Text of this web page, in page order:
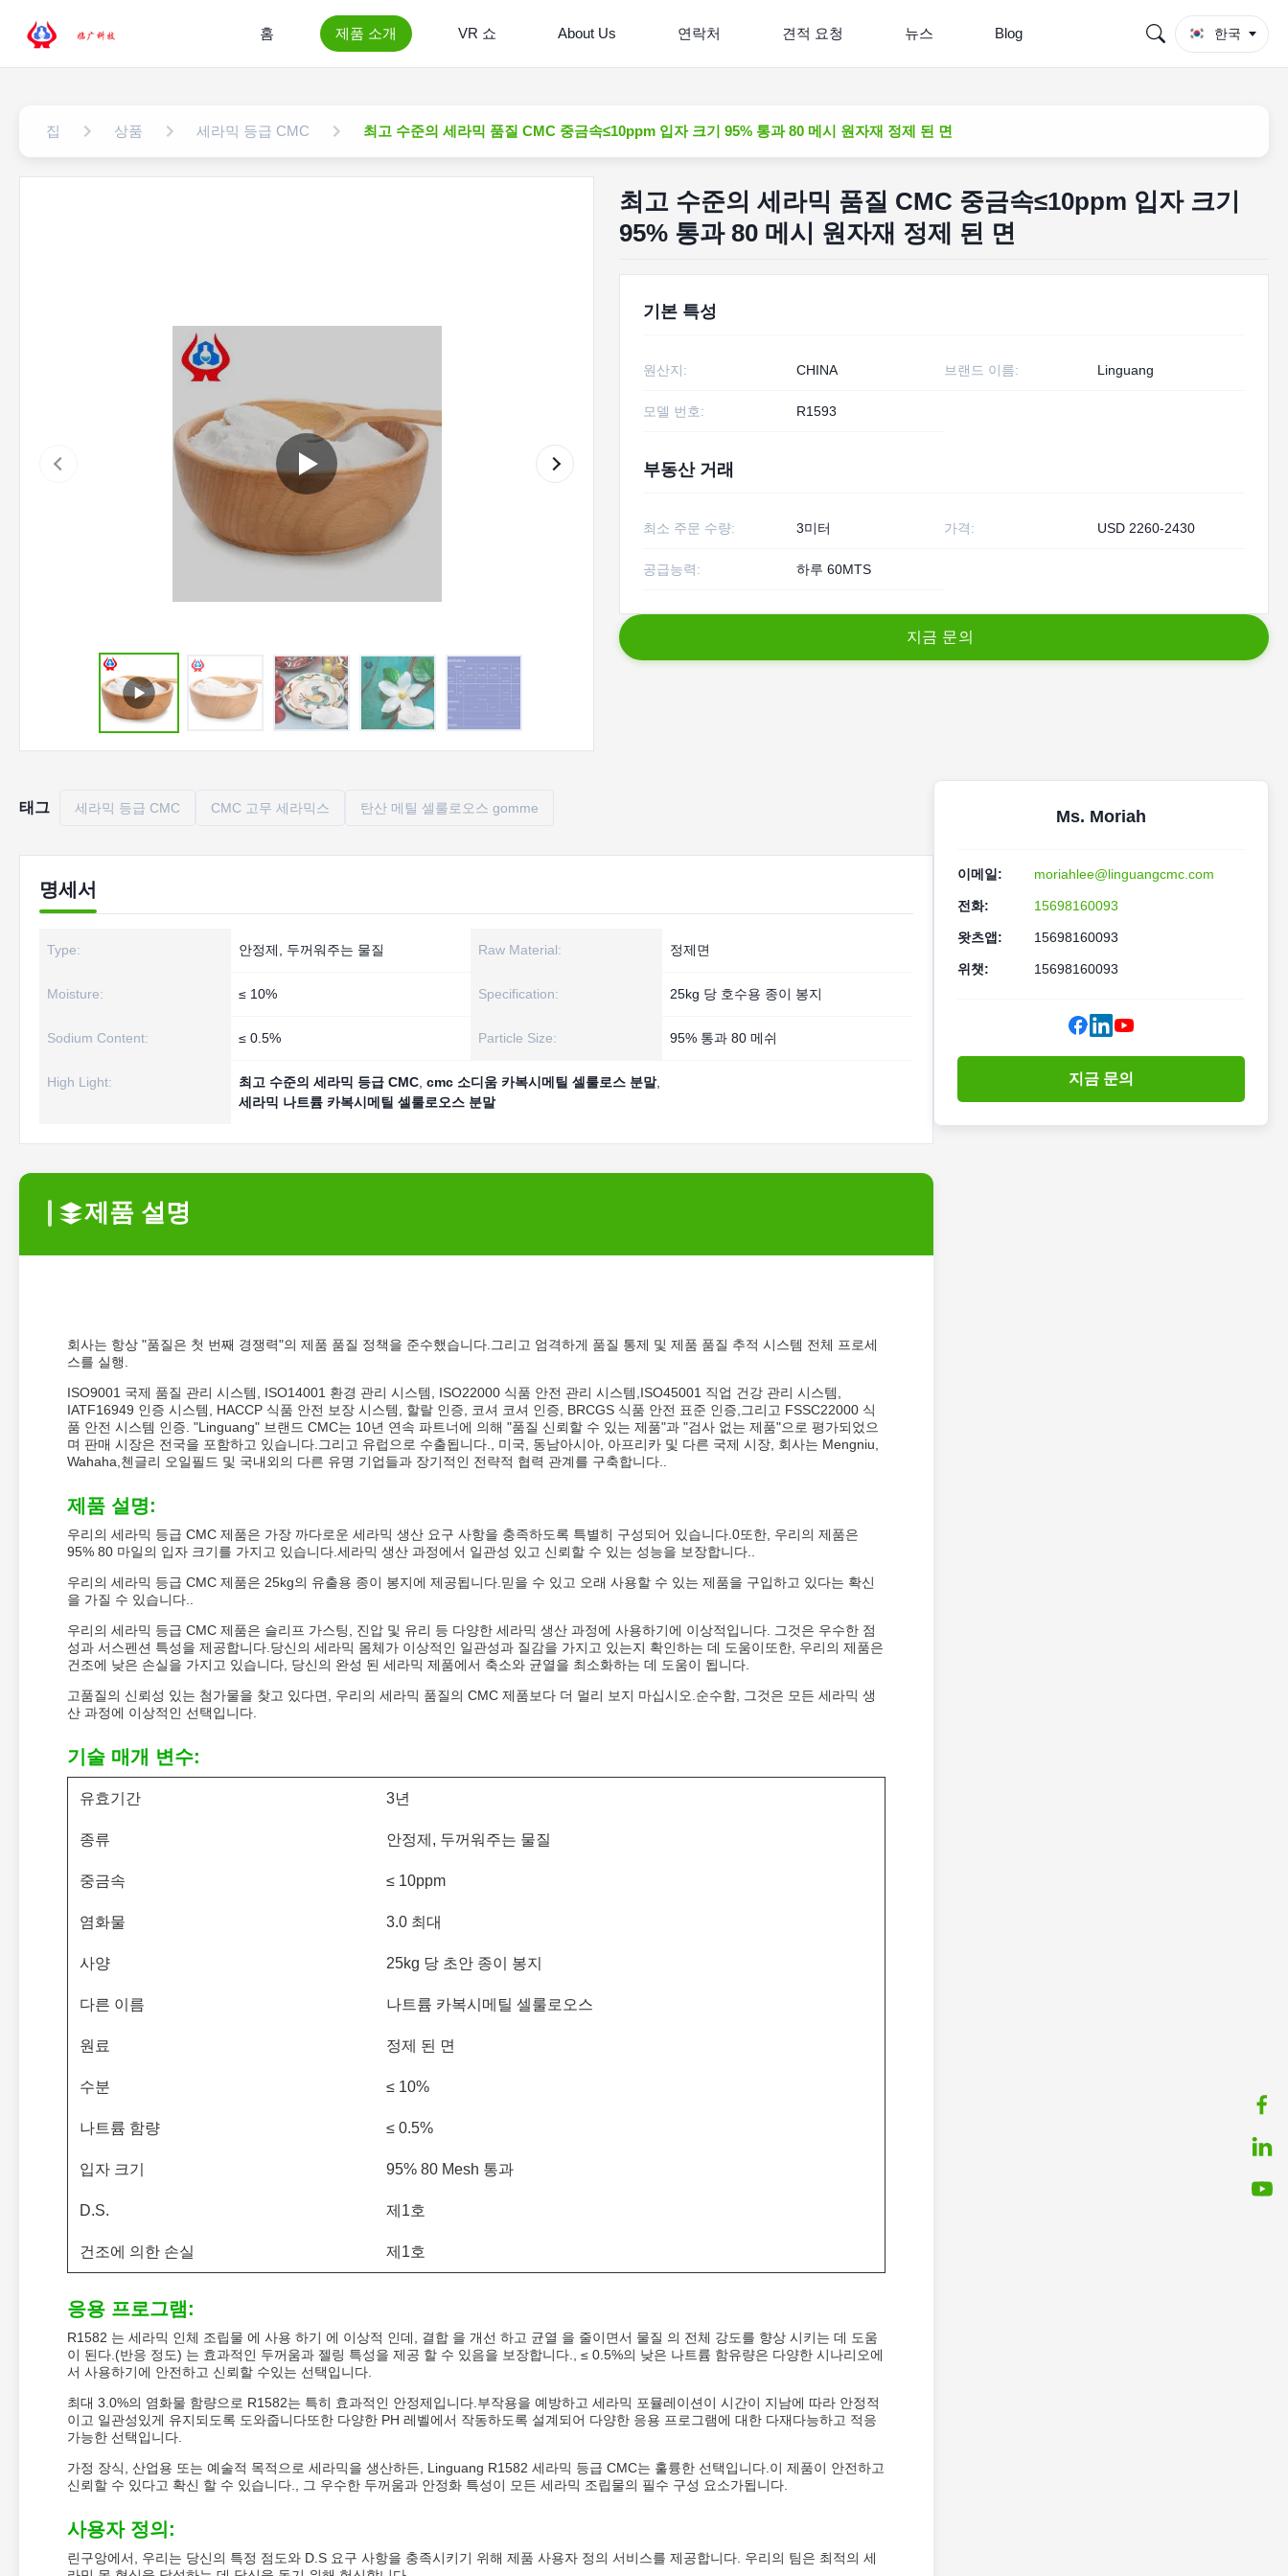
홈 제품 소개 VR 쇼 About Us 연락처 견적 요청 뉴스 Blog 한국
집 상품 세라믹 등급 CMC 최고 수준의 세라믹 품질 CMC 중금속≤10ppm 입자 크기 95% 통과 80 메시 원자재 정제 된 면
최고 수준의 세라믹 품질 CMC 중금속≤10ppm 입자 크기
95% 통과 80 메시 원자재 정제 된 면
기본 특성
원산지: CHINA 브랜드 이름: Linguang
모델 번호: R1593
부동산 거래
최소 주문 수량: 3미터 가격: USD 2260-2430
공급능력: 하루 60MTS
지 금 문의
태그 세라믹 등급 CMC CMC 고무 세라믹스 탄산 메틸 셀룰로오스 gomme
명세서
Type: 안정제, 두꺼워주는 물질 Raw Material: 정제면
Moisture: ≤ 10% Specification: 25kg 당 호수용 종이 봉지
Sodium Content: ≤ 0.5% Particle Size: 95% 통과 80 메쉬
High Light: 최고 수준의 세라믹 등급 CMC cmc 소디움 카복시메틸 셀룰로스 분말,
세라믹 나트륨 카복시메틸 셀룰로오스 분말
제품 설명
회사는 항상 "품질은 첫 번째 경쟁력"의 제품 품질 정책을 준수했습니다.그리고 엄격하게 품질 통제 및 제품 품질 추적 시스템 전체 프로세
스를 실행.
ISO9001 국제 품질 관리 시스템, ISO14001 환경 관리 시스템, ISO22000 식품 안전 관리 시스템,ISO45001 직업 건강 관리 시스템,
IATF16949 인증 시스템, HACCP 식품 안전 보장 시스템, 할랄 인증, 코셔 코셔 인증, BRCGS 식품 안전 표준 인증,그리고 FSSC22000 식
품 안전 시스템 인증. "Linguang" 브랜드 CMC는 10년 연속 파트너에 의해 "품질 신뢰할 수 있는 제품"과 "검사 없는 제품"으로 평가되었으
며 판매 시장은 전국을 포함하고 있습니다.그리고 유럽으로 수출됩니다., 미국, 동남아시아, 아프리카 및 다른 국제 시장, 회사는 Mengniu,
Wahaha,첸글리 오일필드 및 국내외의 다른 유명 기업들과 장기적인 전략적 협력 관계를 구축합니다..
제품 설명:
우리의 세라믹 등급 CMC 제품은 가장 까다로운 세라믹 생산 요구 사항을 충족하도록 특별히 구성되어 있습니다.0또한, 우리의 제품은
95% 80 마일의 입자 크기를 가지고 있습니다.세라믹 생산 과정에서 일관성 있고 신뢰할 수 있는 성능을 보장합니다..
우리의 세라믹 등급 CMC 제품은 25kg의 유출용 종이 봉지에 제공됩니다.믿을 수 있고 오래 사용할 수 있는 제품을 구입하고 있다는 확신
을 가질 수 있습니다..
우리의 세라믹 등급 CMC 제품은 슬리프 가스팅, 진압 및 유리 등 다양한 세라믹 생산 과정에 사용하기에 이상적입니다. 그것은 우수한 점
성과 서스펜션 특성을 제공합니다.당신의 세라믹 몸체가 이상적인 일관성과 질감을 가지고 있는지 확인하는 데 도움이또한, 우리의 제품은
건조에 낮은 손실을 가지고 있습니다, 당신의 완성 된 세라믹 제품에서 축소와 균열을 최소화하는 데 도움이 됩니다.
고품질의 신뢰성 있는 첨가물을 찾고 있다면, 우리의 세라믹 품질의 CMC 제품보다 더 멀리 보지 마십시오.순수함, 그것은 모든 세라믹 생
산 과정에 이상적인 선택입니다.
기술 매개 변수:
유효기간 3년
종류 안정제, 두꺼워주는 물질
중금속 ≤ 10ppm
염화물 3.0 최대
사양 25kg 당 초안 종이 봉지
다른 이름 나트륨 카복시메틸 셀룰로오스
원료 정제 된 면
수분 ≤ 10%
나트륨 함량 ≤ 0.5%
입자 크기 95% 80 Mesh 통과
D.S. 제1호
건조에 의한 손실 제1호
응용 프로그램:
R1582 는 세라믹 인체 조립물 에 사용 하기 에 이상적 인데, 결합 을 개선 하고 균열 을 줄이면서 물질 의 전체 강도를 향상 시키는 데 도움
이 된다.(반응 정도) 는 효과적인 두꺼움과 젤링 특성을 제공 할 수 있음을 보장합니다., ≤ 0.5%의 낮은 나트륨 함유량은 다양한 시나리오에
서 사용하기에 안전하고 신뢰할 수있는 선택입니다.
최대 3.0%의 염화물 함량으로 R1582는 특히 효과적인 안정제입니다.부작용을 예방하고 세라믹 포뮬레이션이 시간이 지남에 따라 안정적
이고 일관성있게 유지되도록 도와줍니다또한 다양한 PH 레벨에서 작동하도록 설계되어 다양한 응용 프로그램에 대한 다재다능하고 적응
가능한 선택입니다.
가정 장식, 산업용 또는 예술적 목적으로 세라믹을 생산하든, Linguang R1582 세라믹 등급 CMC는 훌륭한 선택입니다.이 제품이 안전하고
신뢰할 수 있다고 확신 할 수 있습니다., 그 우수한 두꺼움과 안정화 특성이 모든 세라믹 조립물의 필수 구성 요소가됩니다.
사용자 정의:
린구앙에서, 우리는 당신의 특정 점도와 D.S 요구 사항을 충족시키기 위해 제품 사용자 정의 서비스를 제공합니다. 우리의 팀은 최적의 세
Ms. Moriah
이메일: moriahlee@linguangcmc.com
전화: 15698160093
왓츠앱: 15698160093
위챗: 15698160093
지금 문의